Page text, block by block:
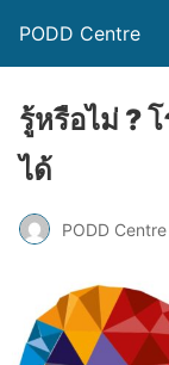
PODD Centre
รู้หรือไม่ ?
ได้
PODD Centre